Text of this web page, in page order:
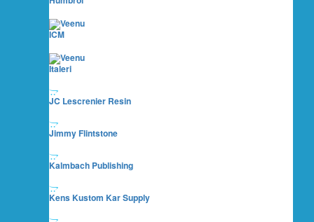
ICM
Italeri
JC Lescrenier Resin
Jimmy Flintstone
Kalmbach Publishing
Kens Kustom Kar Supply